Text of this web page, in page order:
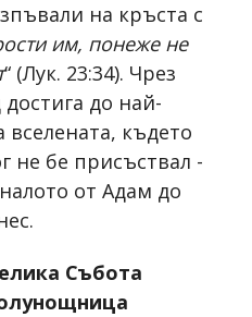
на кръста с
им, понеже не
“ (Лук. 23:34). Чрез
до най-
където
не бе присъствал -
от Адам до
Събота